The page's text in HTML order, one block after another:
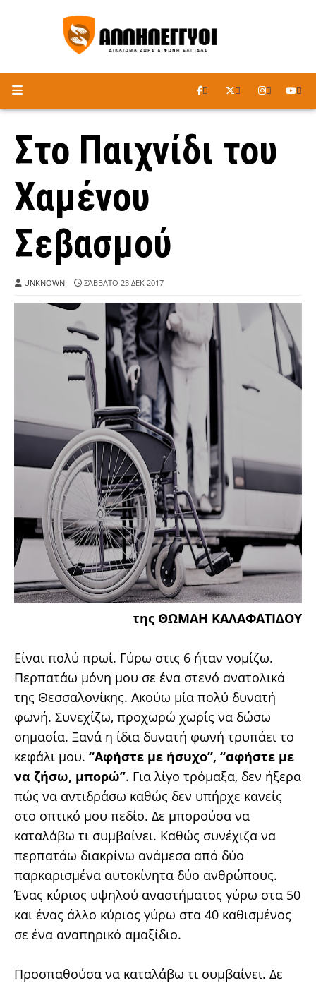
ΑΚΟΥΣΤΕ ΤΟ ΡΑΔΙΟΦΩΝΟ
Στο Παιχνίδι του
Χαμένου
Σεβασμού
UNKNOWN ΣΆΒΒΑΤΟ 23 ΔΕΚ 2017
της ΘΩΜΑΗ ΚΑΛΑΦΑΤΙΔΟΥ
Είναι πολύ πρωί. Γύρω στις 6 ήταν νομίζω.
Περπατάω μόνη μου σε ένα στενό ανατολικά
της Θεσσαλονίκης. Ακούω μία πολύ δυνατή
φωνή. Συνεχίζω, προχωρώ χωρίς να δώσω
σημασία. Ξανά η ίδια δυνατή φωνή τρυπάει το
κεφάλι μου. ‘‘Αφήστε με ήσυχο’’, ‘‘αφήστε με
να ζήσω, μπορώ’’. Για λίγο τρόμαξα, δεν ήξερα
πώς να αντιδράσω καθώς δεν υπήρχε κανείς
στο οπτικό μου πεδίο. Δε μπορούσα να
καταλάβω τι συμβαίνει. Καθώς συνέχιζα να
περπατάω διακρίνω ανάμεσα από δύο
παρκαρισμένα αυτοκίνητα δύο ανθρώπους.
Ένας κύριος υψηλού αναστήματος γύρω στα 50
και ένας άλλο κύριος γύρω στα 40 καθισμένος
σε ένα αναπηρικό αμαξίδιο.
Προσπαθούσα να καταλάβω τι συμβαίνει. Δε